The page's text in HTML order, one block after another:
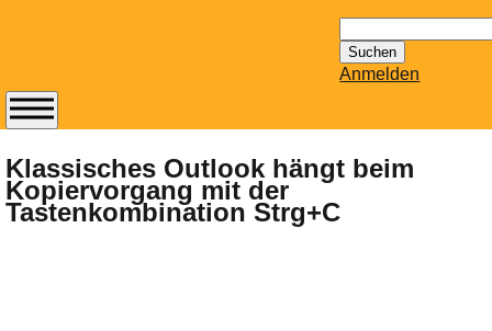
nach:
Anmelden
Klassisches Outlook hängt beim
Kopiervorgang mit der
Tastenkombination Strg+C
Abonnieren Sie den
14-tägig
erscheinenden
Newsletter von